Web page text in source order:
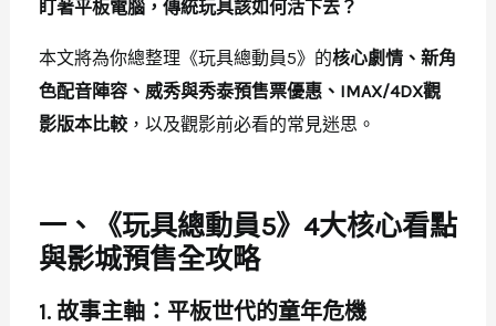
盯著平板電腦，傳統玩具該如何活下去？
本文將為你總整理《玩具總動員5》的核心劇情、新角
色配音陣容、威秀與秀泰預售票優惠、IMAX/4DX觀
影版本比較，以及觀影前必看的常見迷思。
一、《玩具總動員5》4大核心看點
與影城預售全攻略
1. 故事主軸：平板世代的童年危機